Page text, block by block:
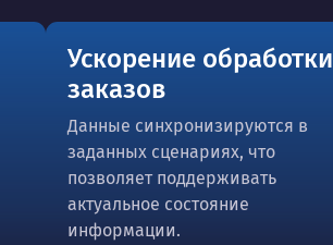
Ускорение обработки
заказов
Данные синхронизируются в
заданных сценариях, что
позволяет поддерживать
актуальное состояние
информации.